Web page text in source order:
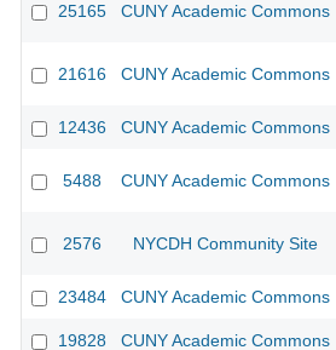
25165 CUNY Academic Commons
21616 CUNY Academic Commons
12436 CUNY Academic Commons
5488 CUNY Academic Commons
2576 NYCDH Community Site
23484 CUNY Academic Commons
19828 CUNY Academic Commons